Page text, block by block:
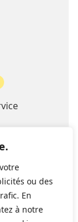
ou des
En
à notre